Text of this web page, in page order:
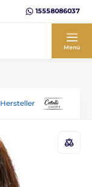
15558086037
Menü
Hersteller